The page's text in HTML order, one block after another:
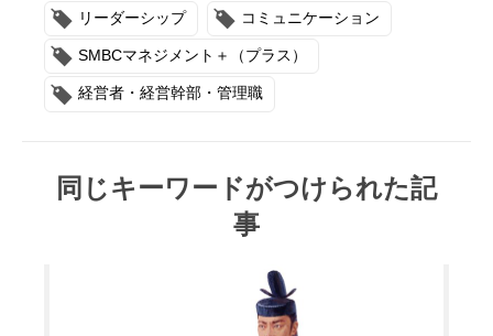
リーダーシップ コミュニケーション
SMBCマネジメント＋（プラス）
経営者・経営幹部・管理職
同じキーワードがつけられた記
事